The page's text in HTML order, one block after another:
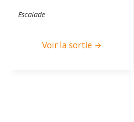
Escalade
Voir la sortie